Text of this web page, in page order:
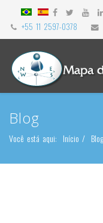
+55 11 2597-0378
Blog
Você está aqui: Início Blog